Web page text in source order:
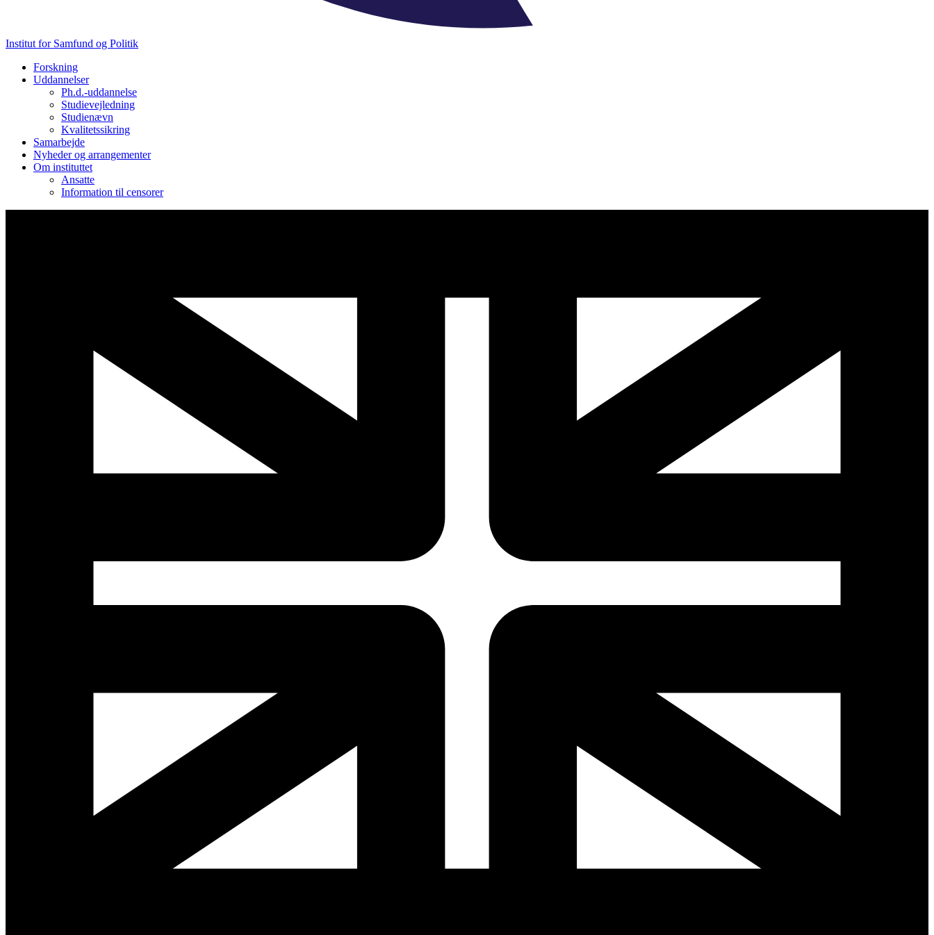
Institut for Samfund og Politik
Forskning
Uddannelser
Ph.d.-ud­dan­nel­se
Studievejledning
Studienævn
Kvalitetssikring
Samarbejde
Nyheder og arrangementer
Om instituttet
Ansatte
Information til censorer